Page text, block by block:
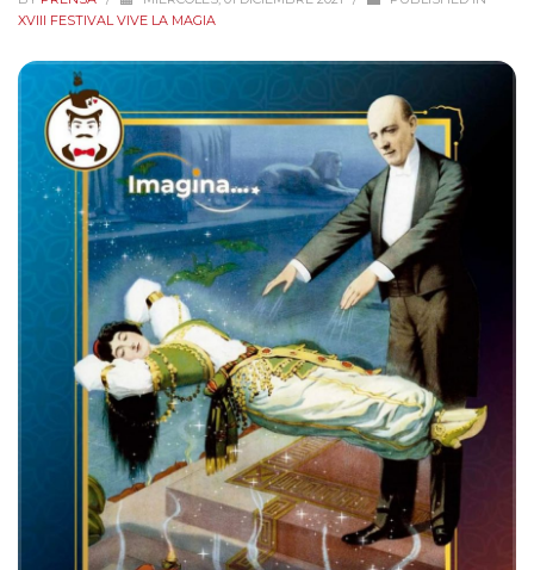
XVIII FESTIVAL VIVE LA MAGIA